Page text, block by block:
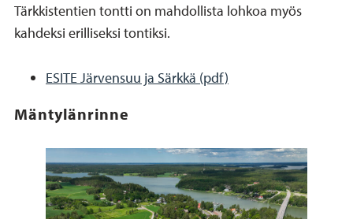
Tärkkistentien tontti on mahdollista lohkoa myös
kahdeksi erilliseksi tontiksi.
ESITE Järvensuu ja Särkkä (pdf)
Mäntylänrinne